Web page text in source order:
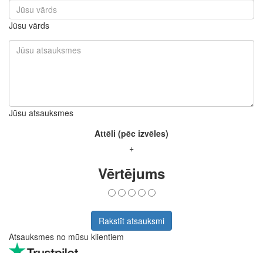
Jūsu vārds
Jūsu atsauksmes
Attēli (pēc izvēles)
+
Vērtējums
Rakstīt atsauksmi
Atsauksmes no mūsu klientiem